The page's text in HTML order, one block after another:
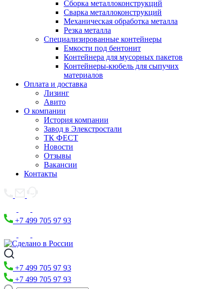
Сборка металлоконструкций
Сварка металлоконструкций
Механическая обработка металла
Резка металла
Специализированные контейнеры
Емкости под бентонит
Контейнера для мусорных пакетов
Контейнеры-кюбель для сыпучих
материалов
Оплата и доставка
Лизинг
Авито
О компании
История компании
Завод в Элекстростали
ТК ФЕСТ
Новости
Отзывы
Вакансии
Контакты
+7 499 705 97 93
+7 499 705 97 93
+7 499 705 97 93